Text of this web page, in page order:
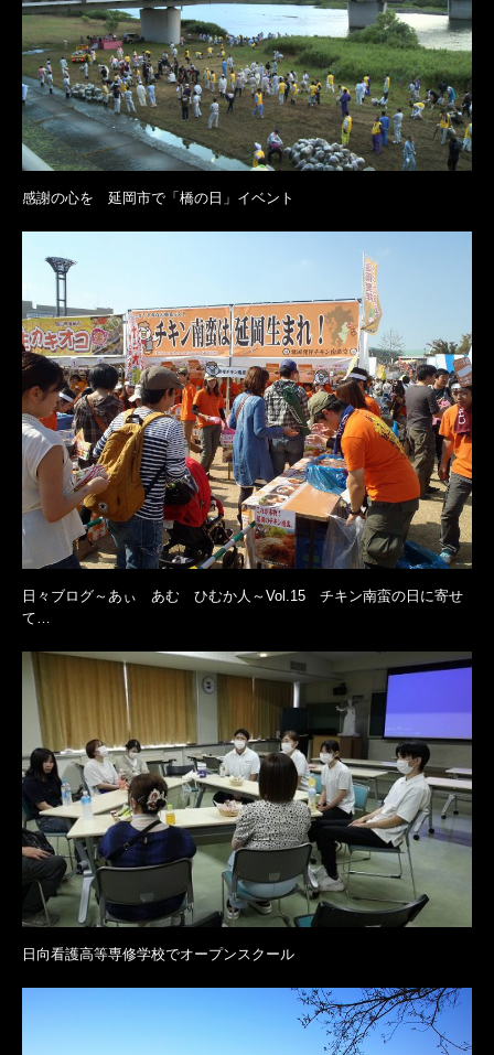
感謝の心を 延岡市で「橋の日」イベント
日々ブログ～あぃ あむ ひむか人～Vol.15 チキン南蛮の日に寄せ
て…
日向看護高等専修学校でオープンスクール